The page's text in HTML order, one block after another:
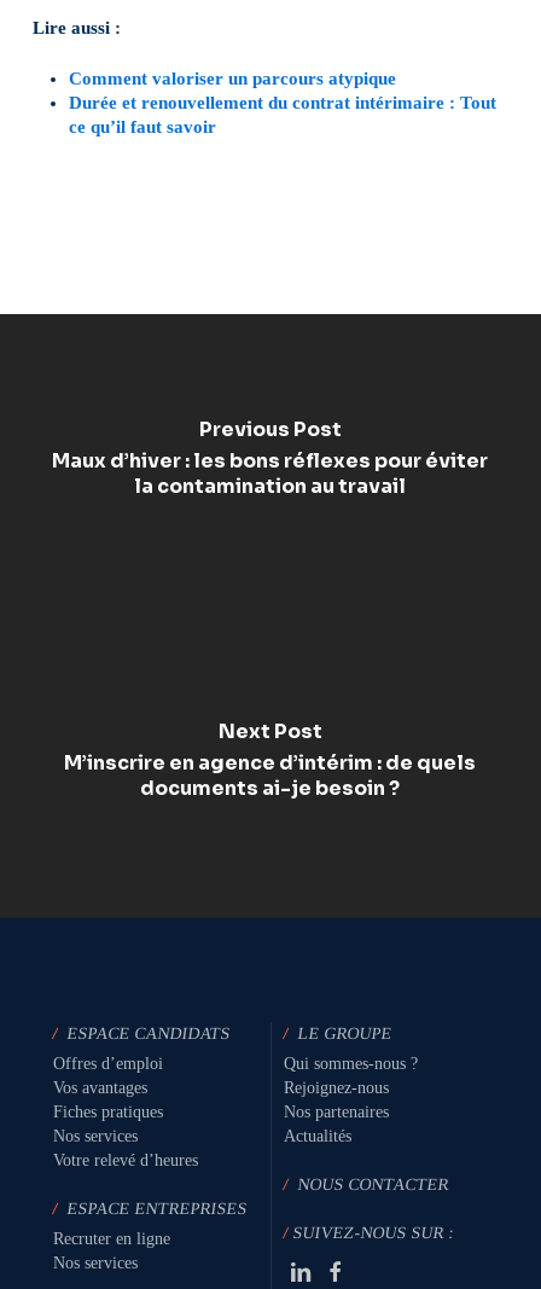
Lire aussi :
Comment valoriser un parcours atypique
Durée et renouvellement du contrat intérimaire : Tout
ce qu’il faut savoir
Previous Post
Maux d’hiver : les bons réflexes pour éviter
la contamination au travail
Next Post
M’inscrire en agence d’intérim : de quels
documents ai-je besoin ?
/ ESPACE CANDIDATS
Offres d’emploi
Vos avantages
Fiches pratiques
Nos services
Votre relevé d’heures
/ ESPACE ENTREPRISES
Recruter en ligne
Nos services
/ LE GROUPE
Qui sommes-nous ?
Rejoignez-nous
Nos partenaires
Actualités
/NOUS CONTACTER
/SUIVEZ-NOUS SUR :